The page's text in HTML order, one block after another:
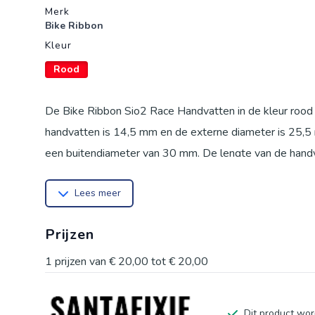
Merk
Bike Ribbon
Kleur
Rood
De Bike Ribbon Sio2 Race Handvatten in de kleur
handvatten is 14,5 mm en de externe diameter is
een buitendiameter van 30 mm. De lengte van de
CrossCountry, Downhill en Marathon. De set bevat 2
Sio2 Race Handvatten zijn een uitstekende keuze
hun fiets. De handvatten zijn gemakkelijk te
Lees meer
Prijzen
1 prijzen van € 20,00 tot€ 20,00